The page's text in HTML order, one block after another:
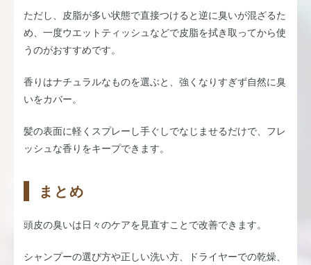
ただし、皮脂が多い状態で直接つけると逆に臭いが混ざるた
め、一度ウエットティッシュなどで皮脂を拭き取ってから使
うのがおすすめです。
香りはナチュラルなものを選ぶと、強くなりすぎず自然に臭
いをカバー。
髪の表面に軽くスプレーし手ぐしでなじませるだけで、フレ
ッシュな香りをキープできます。
まとめ
頭皮の臭いは日々のケアを見直すことで改善できます。
シャンプーの選び方や正しい洗い方、ドライヤーでの乾燥、